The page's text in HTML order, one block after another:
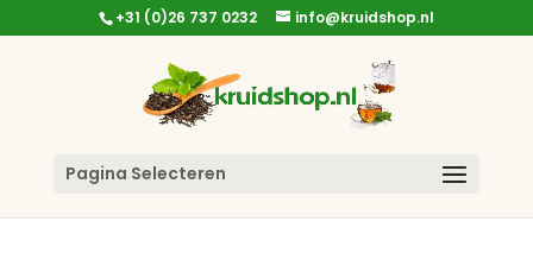
+31 (0)26 737 0232 info@kruidshop.nl
Pagina Selecteren